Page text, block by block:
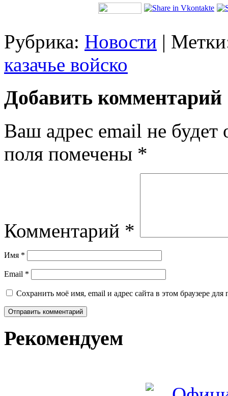
Рубрика: Новости |
казачье войско
Добавить комментарий
Ваш адрес email не будет
поля помечены *
Комментарий *
Имя *
Email *
Сохранить моё имя, email и адрес сайта в этом браузере
Рекомендуем